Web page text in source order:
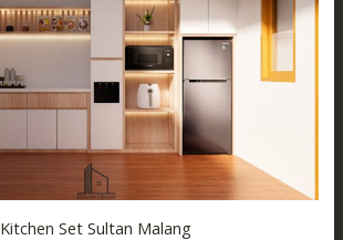
Kitchen Set Sultan Malang